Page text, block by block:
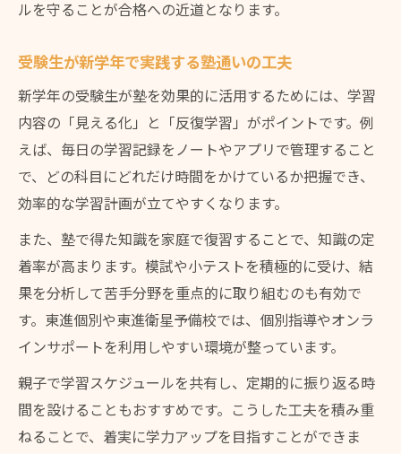
ルを守ることが合格への近道となります。
受験生が新学年で実践する塾通いの工夫
新学年の受験生が塾を効果的に活用するためには、学習
内容の「見える化」と「反復学習」がポイントです。例
えば、毎日の学習記録をノートやアプリで管理すること
で、どの科目にどれだけ時間をかけているか把握でき、
効率的な学習計画が立てやすくなります。
また、塾で得た知識を家庭で復習することで、知識の定
着率が高まります。模試や小テストを積極的に受け、結
果を分析して苦手分野を重点的に取り組むのも有効で
す。東進個別や東進衛星予備校では、個別指導やオンラ
インサポートを利用しやすい環境が整っています。
親子で学習スケジュールを共有し、定期的に振り返る時
間を設けることもおすすめです。こうした工夫を積み重
ねることで、着実に学力アップを目指すことができま